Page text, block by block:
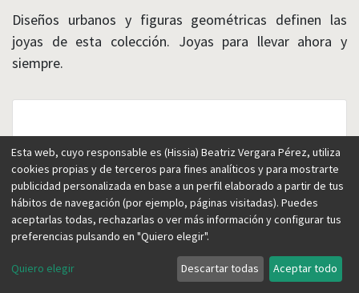
Diseños urbanos y figuras geométricas definen las
joyas de esta colección. Joyas para llevar ahora y
siempre.
Esta web, cuyo responsable es (Hissia) Beatriz Vergara Pérez, utiliza
cookies propias y de terceros para fines analíticos y para mostrarte
publicidad personalizada en base a un perfil elaborado a partir de tus
hábitos de navegación (por ejemplo, páginas visitadas). Puedes
aceptarlas todas, rechazarlas o ver más información y configurar tus
preferencias pulsando en "Quiero elegir".
Quiero elegir Descartar todas Aceptar todo